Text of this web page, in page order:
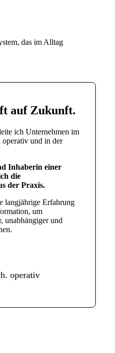
das im Alltag
auf Zukunft.
ich Unternehmen im
operativ und in der
Inhaberin einer
die
der Praxis.
langjährige Erfahrung
um
unabhängiger und
operativ